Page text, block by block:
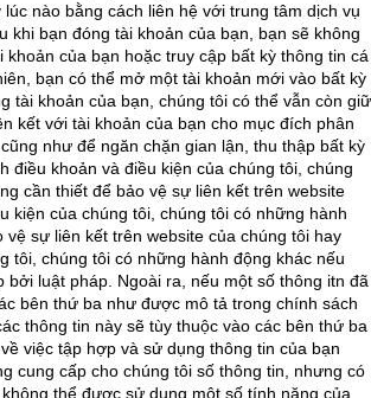
nào bằng cách liên hệ với trung tâm dịch vụ
khi bạn đóng tài khoản của bạn, bạn sẽ không
khoản của bạn hoặc truy cập bất kỳ thông tin cá
bạn có thể mở một tài khoản mới vào bất kỳ
tài khoản của bạn, chúng tôi có thể vẫn còn giữ
kết với tài khoản của bạn cho mục đích phân
như để ngăn chặn gian lận, thu thập bất kỳ
điều khoản và điều kiện của chúng tôi, chúng
cần thiết để bảo vệ sự liên kết trên website
kiện của chúng tôi, chúng tôi có những hành
vệ sự liên kết trên website của chúng tôi hay
tôi, chúng tôi có những hành động khác nếu
bởi luật pháp. Ngoài ra, nếu một số thông itn đã
bên thứ ba như được mô tả trong chính sách
thông tin này sẽ tùy thuộc vào các bên thứ ba
việc tập hợp và sử dụng thông tin của bạn
cung cấp cho chúng tôi số thông tin, nhưng có
thể được sử dụng một số tính năng của